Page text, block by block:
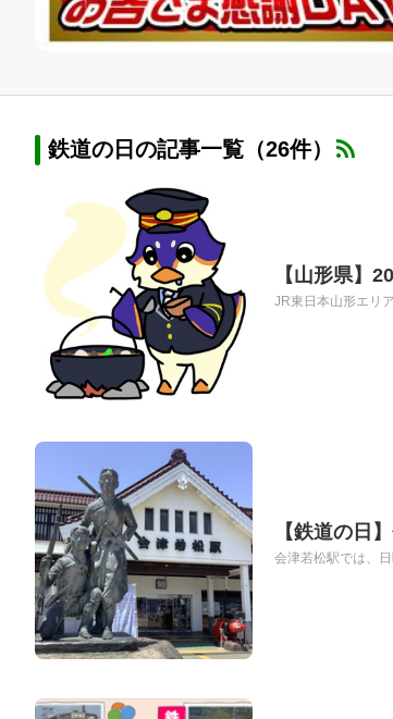
鉄道の日の記事一覧（26件）
【山形県】
JR東日本山形エリ
【鉄道の日
会津若松駅では、